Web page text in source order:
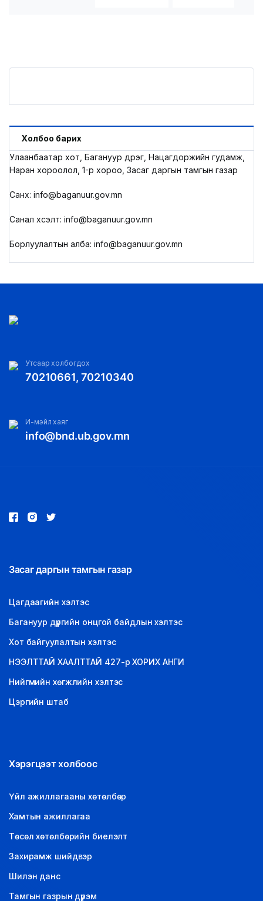
Холбоо барих
Улаанбаатар хот, Багануур дүүрэг, Нацагдоржийн гудамж,
Наран хороолол, 1-р хороо, Засаг даргын тамгын газар
Санхүү: info@baganuur.gov.mn
Санал хүсэлт: info@baganuur.gov.mn
Борлуулалтын алба: info@baganuur.gov.mn
Утсаар холбогдох
70210661, 70210340
И-мэйл хаяг
info@bnd.ub.gov.mn
Засаг даргын тамгын газар
Цагдаагийн хэлтэс
Багануур дүүргийн онцгой байдлын хэлтэс
Хот байгуулалтын хэлтэс
НЭЭЛТТАЙ ХААЛТТАЙ 427-р ХОРИХ АНГИ
Нийгмийн хөгжлийн хэлтэс
Цэргийн штаб
Хэрэгцээт холбоос
Үйл ажиллагааны хөтөлбөр
Хамтын ажиллагаа
Төсөл хөтөлбөрийн биелэлт
Захирамж шийдвэр
Шилэн данс
Тамгын газрын дүрэм